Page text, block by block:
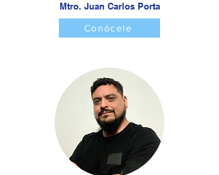
Mtro. Juan Carlos Porta
Conócele